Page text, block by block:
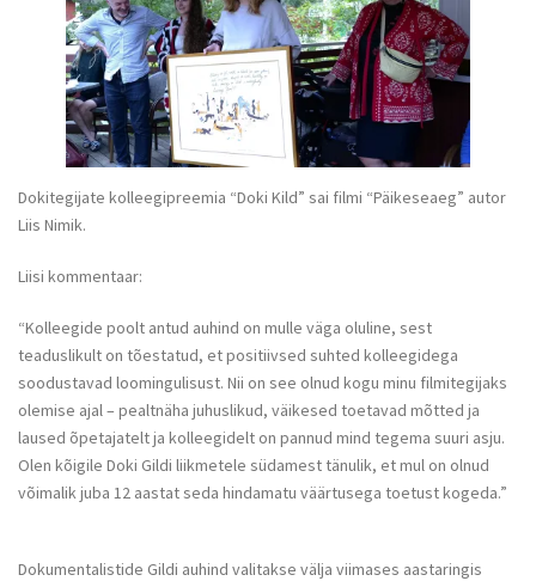
Dokitegijate kolleegipreemia “Doki Kild” sai filmi “Päikeseaeg” autor
Liis Nimik.
Liisi kommentaar:
“Kolleegide poolt antud auhind on mulle väga oluline, sest
teaduslikult on tõestatud, et positiivsed suhted kolleegidega
soodustavad loomingulisust. Nii on see olnud kogu minu filmitegijaks
olemise ajal – pealtnäha juhuslikud, väikesed toetavad mõtted ja
laused õpetajatelt ja kolleegidelt on pannud mind tegema suuri asju.
Olen kõigile Doki Gildi liikmetele südamest tänulik, et mul on olnud
võimalik juba 12 aastat seda hindamatu väärtusega toetust kogeda.”
Dokumentalistide Gildi auhind valitakse välja viimases aastaringis